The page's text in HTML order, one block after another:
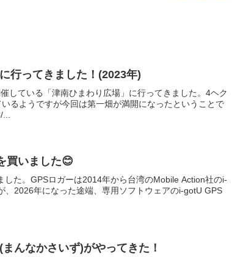
行ってきました！(2023年)
している「津南ひまわり広場」に行ってきました。4ヘク
るようですが今回は第一畑が満開になったということで
買いました😊
た。GPSロガーは2014年から台湾のMobile Action社のi-
2026年になった途端、専用ソフトウェアのi-gotU GPS
んなかさいず)がやってきた！